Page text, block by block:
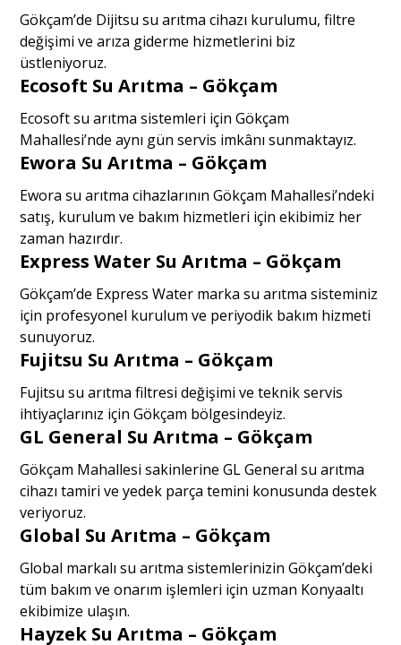
Gökçam’de Dijitsu su arıtma cihazı kurulumu, filtre
değişimi ve arıza giderme hizmetlerini biz
üstleniyoruz.
Ecosoft Su Arıtma – Gökçam
Ecosoft su arıtma sistemleri için Gökçam
Mahallesi’nde aynı gün servis imkânı sunmaktayız.
Ewora Su Arıtma – Gökçam
Ewora su arıtma cihazlarının Gökçam Mahallesi’ndeki
satış, kurulum ve bakım hizmetleri için ekibimiz her
zaman hazırdır.
Express Water Su Arıtma – Gökçam
Gökçam’de Express Water marka su arıtma sisteminiz
için profesyonel kurulum ve periyodik bakım hizmeti
sunuyoruz.
Fujitsu Su Arıtma – Gökçam
Fujitsu su arıtma filtresi değişimi ve teknik servis
ihtiyaçlarınız için Gökçam bölgesindeyiz.
GL General Su Arıtma – Gökçam
Gökçam Mahallesi sakinlerine GL General su arıtma
cihazı tamiri ve yedek parça temini konusunda destek
veriyoruz.
Global Su Arıtma – Gökçam
Global markalı su arıtma sistemlerinizin Gökçam’deki
tüm bakım ve onarım işlemleri için uzman Konyaaltı
ekibimize ulaşın.
Hayzek Su Arıtma – Gökçam